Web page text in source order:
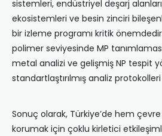
sistemleri, endüstriyel deşarj alanları,
ekosistemleri ve besin zinciri
bir izleme programı kritik
polimer seviyesinde MP
metal analizi ve gelişmiş NP tespit
standartlaştırılmış analiz
Sonuç olarak, Türkiye’de hem çevre
korumak için çoklu kirletici